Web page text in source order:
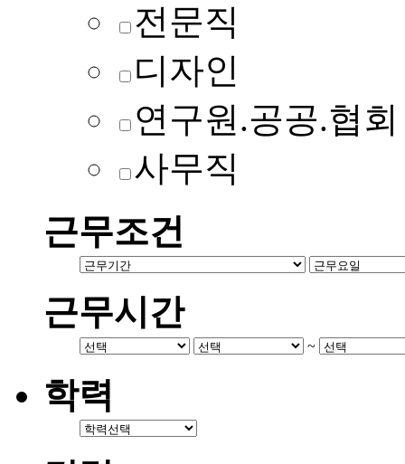
전문직
디자인
연구원.공공.협회
사무직
근무조건
근무시간
~
학력